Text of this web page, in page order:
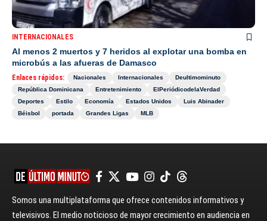
INTERNACIONALES
Al menos 2 muertos y 7 heridos al explotar una bomba en
microbús a las afueras de Damasco
Enlaces rápidos: Nacionales Internacionales
Deultimominuto
República Dominicana
Entretenimiento
ElPeriódicodelaVerdad
Deportes
Estilo Economía Estados Unidos
Luis Abinader
Béisbol
portada Grandes Ligas MLB
Somos una multiplataforma que ofrece contenidos informativos y
televisivos. El medio noticioso de mayor crecimiento en audiencia en